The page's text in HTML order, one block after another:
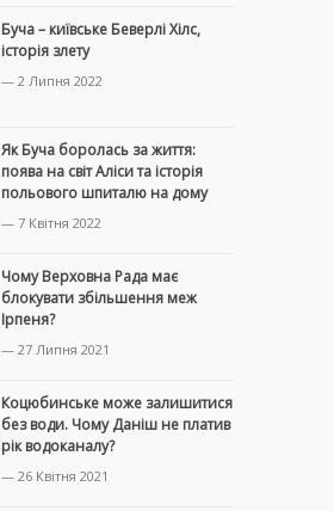
Буча – київське Беверлі Хілс,
історія злету
— 2 Липня 2022
Як Буча боролась за життя:
поява на світ Аліси та історія
польового шпиталю на дому
— 7 Квітня 2022
Чому Верховна Рада має
блокувати збільшення меж
Ірпеня?
— 27 Липня 2021
Коцюбинське може залишитися
без води. Чому Даніш не платив
рік водоканалу?
— 26 Квітня 2021